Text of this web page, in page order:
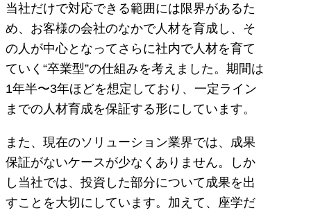
当社だけで対応できる範囲には限界があるた
め、お客様の会社のなかで人材を育成し、そ
の人が中心となってさらに社内で人材を育て
ていく“卒業型”の仕組みを考えました。期間は
1年半〜3年ほどを想定しており、一定ライン
までの人材育成を保証する形にしています。
また、現在のソリューション業界では、成果
保証がないケースが少なくありません。しか
し当社では、投資した部分について成果を出
すことを大切にしています。加えて、座学だ